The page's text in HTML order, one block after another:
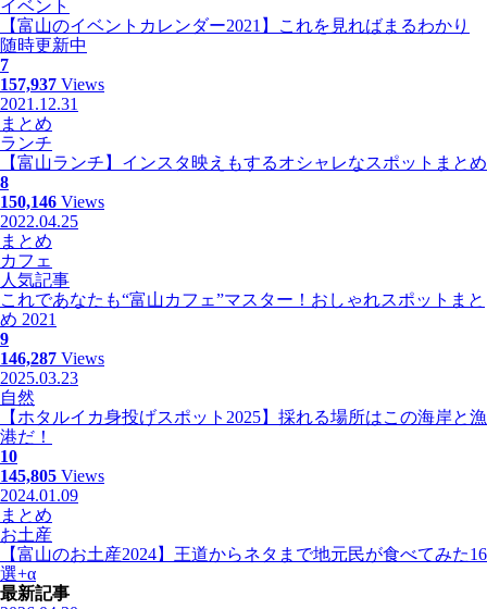
イベント
【富山のイベントカレンダー2021】これを見ればまるわかり
随時更新中
7
157,937 Views
2021.12.31
まとめ
ランチ
【富山ランチ】インスタ映えもするオシャレなスポットまとめ
8
150,146 Views
2022.04.25
まとめ
カフェ
人気記事
これであなたも“富山カフェ”マスター！おしゃれスポットまと
め 2021
9
146,287 Views
2025.03.23
自然
【ホタルイカ身投げスポット2025】採れる場所はこの海岸と漁
港だ！
10
145,805 Views
2024.01.09
まとめ
お土産
【富山のお土産2024】王道からネタまで地元民が食べてみた16
選+α
最新記事